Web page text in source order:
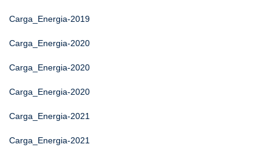
Carga_Energia-2019
Carga_Energia-2020
Carga_Energia-2020
Carga_Energia-2020
Carga_Energia-2021
Carga_Energia-2021